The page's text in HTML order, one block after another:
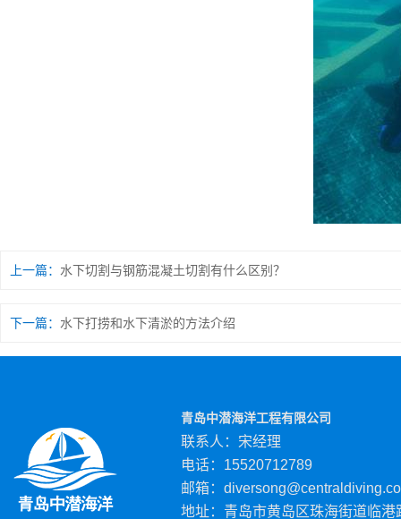
上一篇： 水下切割与钢筋混凝土切割有什么区别？
下一篇： 水下打捞和水下清淤的方法介绍
青岛中潜海洋工程有限公司
联系人：宋经理
电话：15520712789
邮箱：
地址：青岛市黄岛区珠海街道临港